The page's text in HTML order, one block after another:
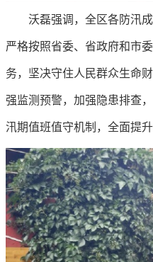
沃磊强调，全区各防汛
严格按照省委、省政府和市
务，坚决守住人民群众生命
强监测预警，加强隐患排查
汛期值班值守机制，全面提